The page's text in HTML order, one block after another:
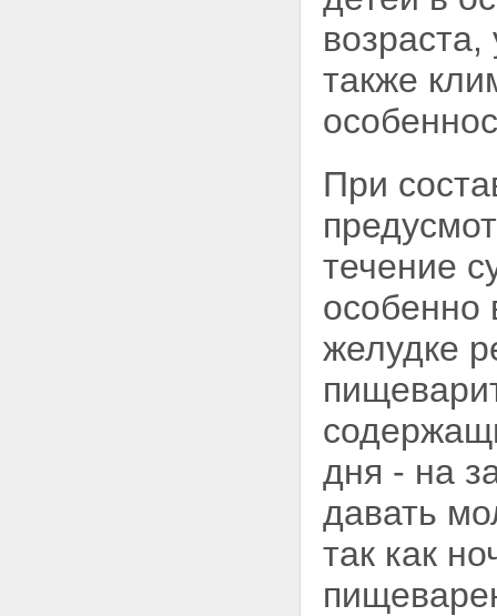
также
При
течение
особенно
желудке
дня - на
давать
так как